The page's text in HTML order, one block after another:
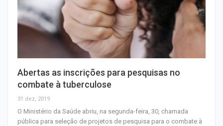
Abertas as inscrições para pesquisas no
combate à tuberculose
31 dez, 2019
O Ministério da Saúde abriu, na segunda-feira, 30, chamada
pública para seleção de projetos de pesquisa para o combate à